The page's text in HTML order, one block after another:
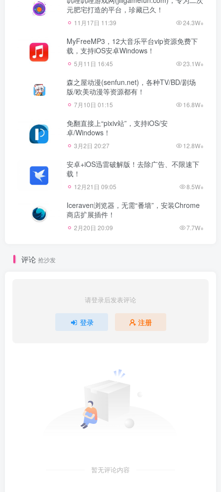
元肥宅打造的平台，珍藏已久！
11月17日 11:39 24.3W+
MyFreeMP3，12大音乐平台vip资源免费下
载，支持iOS安卓Windows！
5月11日 16:45 23.1W+
森之屋动漫(senfun.net)，各种TV/BD/剧场
版/欧美动漫等资源都有！
7月10日 01:15 16.8W+
免翻直接上“pixiv站”，支持iOS/安
卓/Windows！
3月2日 20:27 12.8W+
安卓+iOS迅雷破解版！去除广告、不限速下
载！
12月21日 09:05 8.5W+
Iceraven浏览器，无需“番墙”，安装Chrome
商店扩展插件！
2月20日 20:09 7.7W+
评论 抢沙发
请登录后发表评论
登录 注册
暂无评论内容